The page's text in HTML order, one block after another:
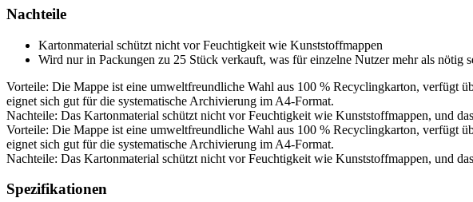
Nachteile
Kartonmaterial schützt nicht vor Feuchtigkeit wie Kunststoffmappen
Wird nur in Packungen zu 25 Stück verkauft, was für einzelne Nutzer mehr als nötig
Vorteile: Die Mappe ist eine umweltfreundliche Wahl aus 100 % Recyclingkarton, verfügt
eignet sich gut für die systematische Archivierung im A4-Format.
Nachteile: Das Kartonmaterial schützt nicht vor Feuchtigkeit wie Kunststoffmappen, und
Vorteile: Die Mappe ist eine umweltfreundliche Wahl aus 100 % Recyclingkarton, verfügt
eignet sich gut für die systematische Archivierung im A4-Format.
Nachteile: Das Kartonmaterial schützt nicht vor Feuchtigkeit wie Kunststoffmappen, und
Spezifikationen